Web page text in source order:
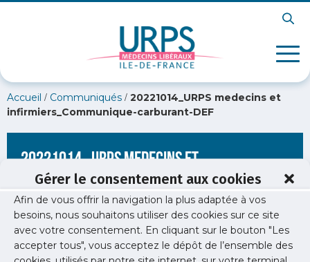
Gérer le consentement aux cookies
Afin de vous offrir la navigation la plus adaptée à vos
besoins, nous souhaitons utiliser des cookies sur ce site
avec votre consentement. En cliquant sur le bouton "Les
accepter tous", vous acceptez le dépôt de l’ensemble des
Accueil / Communiqués / 20221014_URPS medecins et
infirmiers_Communique-carburant-DEF
20221014_URPS medecins et
infirmiers_Communique-carburant-DEF